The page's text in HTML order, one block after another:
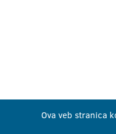
Ova veb stranica